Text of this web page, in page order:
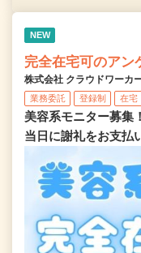
NEW
完全在宅可のアン
株式会社 クラウドワーカ
業務委託 登録制 在宅
美容系モニター募集
当日に謝礼をお支払